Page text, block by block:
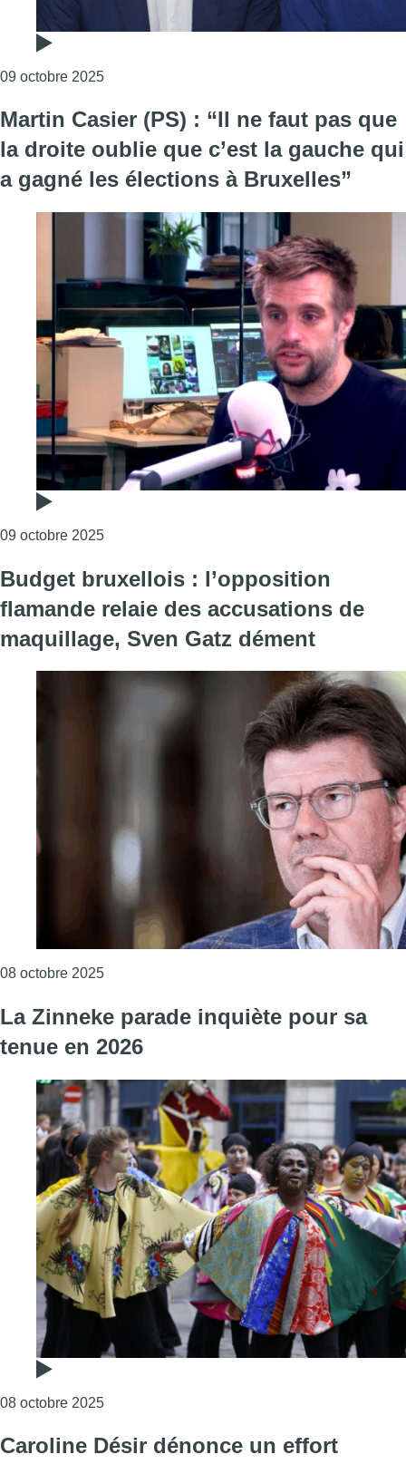
09 octobre 2025Consulter l'article "Négociations bruxelloises :
Martin Casier (PS) : “Il ne faut pas que
la droite oublie que c’est la gauche qui
a gagné les élections à Bruxelles”
09 octobre 2025Consulter l'article "Martin Casier (PS) : “Il ne
Budget bruxellois : l’opposition
flamande relaie des accusations de
maquillage, Sven Gatz dément
08 octobre 2025Consulter l'article "Budget bruxellois :
La Zinneke parade inquiète pour sa
tenue en 2026
08 octobre 2025Consulter l'article "La Zinneke parade inquiète
Caroline Désir dénonce un effort